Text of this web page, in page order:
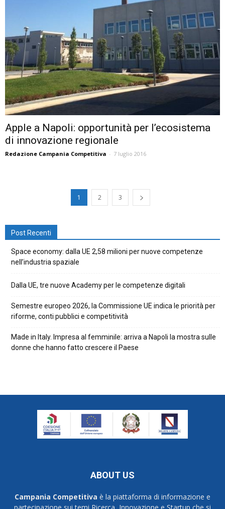
Apple a Napoli: opportunità per l’ecosistema
di innovazione regionale
Redazione Campania Competitiva - 7 luglio 2016
1 2 3
Post Recenti
Space economy: dalla UE 2,58 milioni per nuove competenze
nell’industria spaziale
Dalla UE, tre nuove Academy per le competenze digitali
Semestre europeo 2026, la Commissione UE indica le priorità per
riforme, conti pubblici e competitività
Made in Italy. Impresa al femminile: arriva a Napoli la mostra sulle
donne che hanno fatto crescere il Paese
ABOUT US
Campania Competitiva è la piattaforma di informazione e
partecipazione sui temi Ricerca, Innovazione e Startup che si